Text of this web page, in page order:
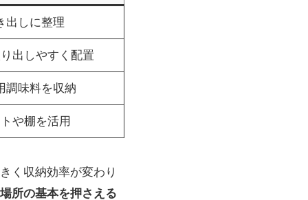
出しに整理
出しやすく配置
調味料を収納
や棚を活用
く収納効率が変わり
所の基本を押さえる